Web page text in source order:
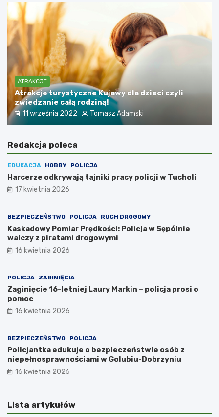
ATRAKCJE
Atrakcje turystyczne Kujawy dla dzieci czyli
zwiedzanie całą rodziną!
11 września 2022 Tomasz Adamski
Redakcja poleca
EDUKACJA HOBBY POLICJA
Harcerze odkrywają tajniki pracy policji w Tucholi
17 kwietnia 2026
BEZPIECZEŃSTWO POLICJA RUCH DROGOWY
Kaskadowy Pomiar Prędkości: Policja w Sępólnie
walczy z piratami drogowymi
16 kwietnia 2026
POLICJA ZAGINIĘCIA
Zaginięcie 16-letniej Laury Markin – policja prosi o
pomoc
16 kwietnia 2026
BEZPIECZEŃSTWO POLICJA
Policjantka edukuje o bezpieczeństwie osób z
niepełnosprawnościami w Golubiu-Dobrzyniu
16 kwietnia 2026
Lista artykułów